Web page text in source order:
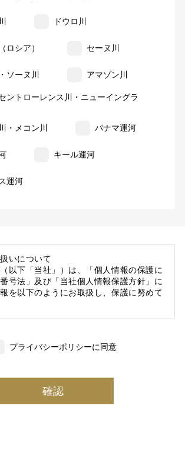
ドウロ川
ロシア） セーヌ川
ソーヌ川 アマゾン川
ントローレンス川・ニューイングラ
・メコン川 パナマ運河
キール運河
運河
いについて
以下「当社」）は、「個人情報の保護に
号法」及び「当社個人情報保護方針」に
を以下のようにお取扱し、保護に努めて
報の一部を個人データとして保有
で就業する社員及び社員の扶養親族、及
等を作成する継続的契約関係のある個人
プライバシーポリシーに同意